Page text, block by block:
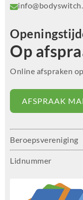
Op
Online afspraken
AFSPRAAK
Beroepsvereniging
Lidnummer